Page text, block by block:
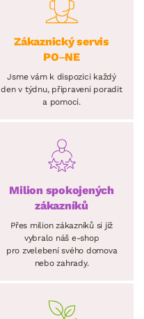
Zákaznický servis
PO–NE
Jsme vám k dispozici každý
den v týdnu, připraveni poradit
a pomoci.
Milion spokojených
zákazníků
Přes milion zákazníků si již
vybralo náš e-shop
pro zvelebení svého domova
nebo zahrady.